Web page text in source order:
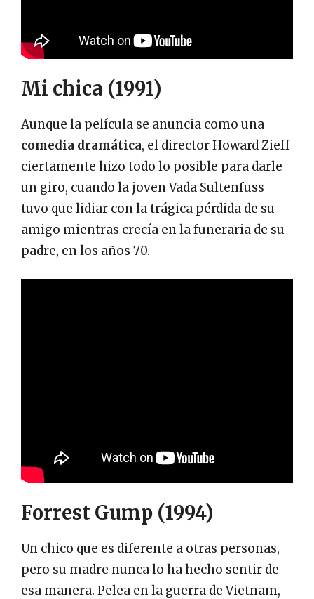
Mi chica (1991)
Aunque la película se anuncia como una
comedia dramática, el director Howard Zieff
ciertamente hizo todo lo posible para darle
un giro, cuando la joven Vada Sultenfuss
tuvo que lidiar con la trágica pérdida de su
amigo mientras crecía en la funeraria de su
padre, en los años 70.
Forrest Gump (1994)
Un chico que es diferente a otras personas,
pero su madre nunca lo ha hecho sentir de
esa manera. Pelea en la guerra de Vietnam,